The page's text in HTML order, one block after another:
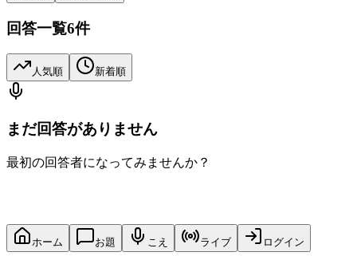
回答一覧6件
人気順 新着順
まだ回答がありません
最初の回答者になってみませんか？
ホーム お題 こえ ライブ ログイン